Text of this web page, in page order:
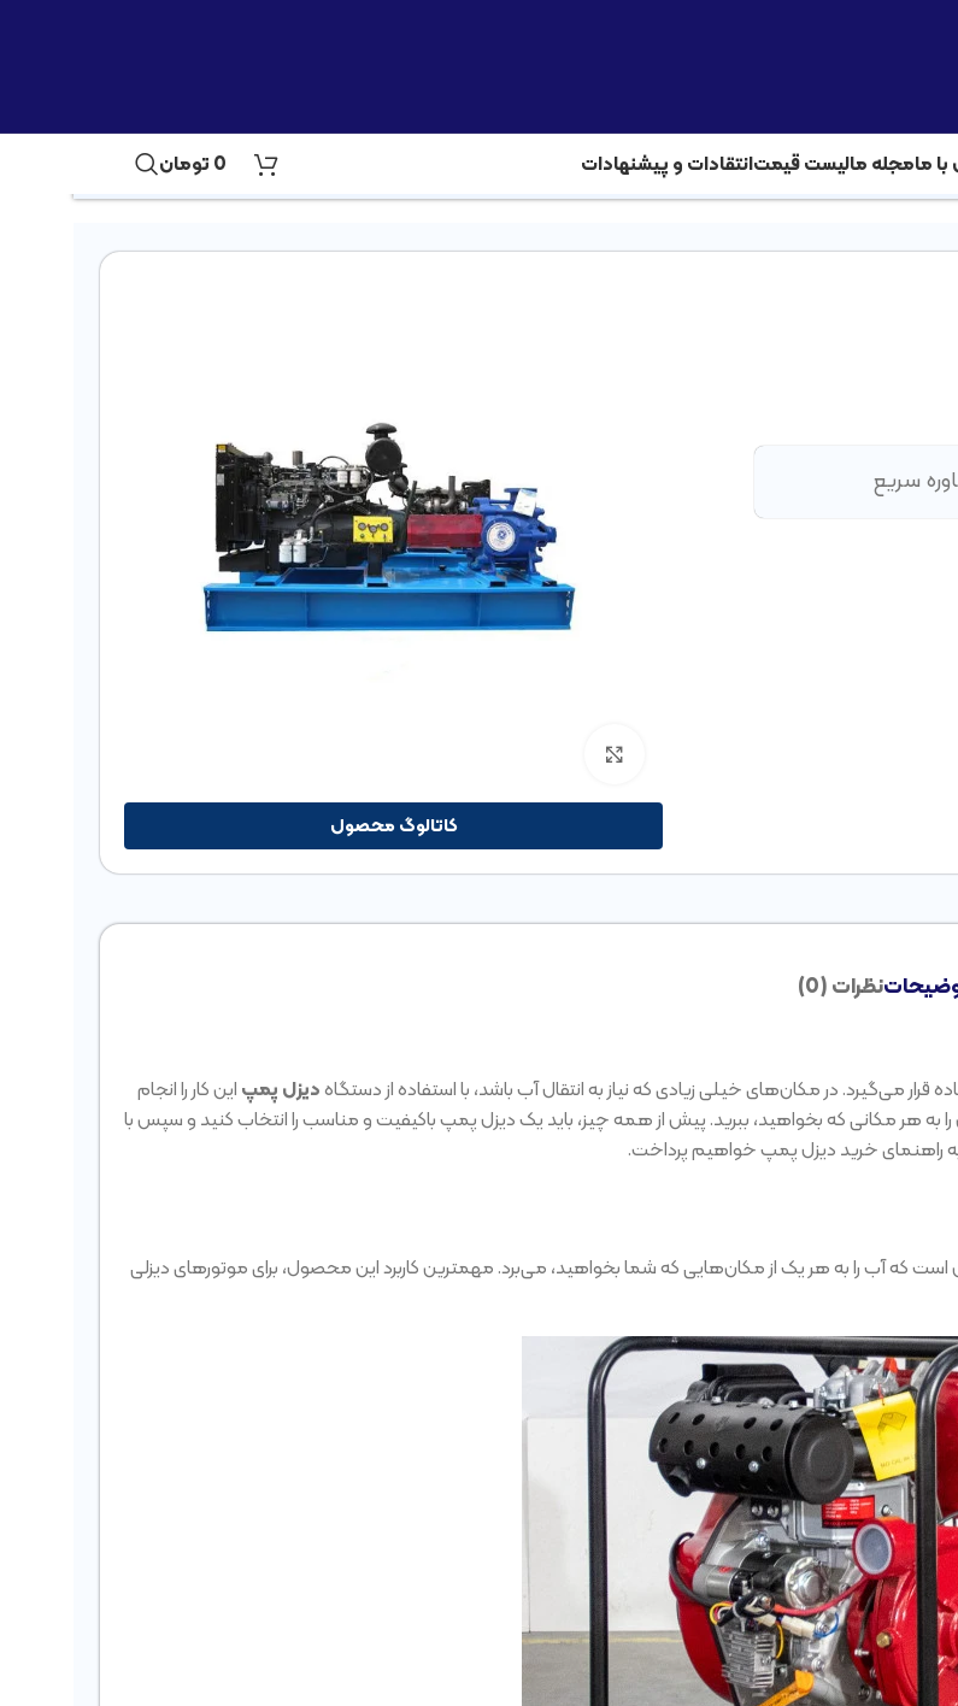
مامجله مالیست قیمتانتقادات و پیشنهادات 0تومان »قطعات دیزل ژنراتور»دیزل پمپ
سریع
کاتالوگ محصول
نظرات (0)
می‌گیرد. در مکان‌های خیلی زیادی که نیاز به انتقال آب باشد، با استفاده از دستگاهدیزل پمپاین کار را انجام
به هر مکانی که بخواهید، ببرید. پیش از همه چیز، باید یک دیزل پمپ باکیفیت و مناسب را انتخاب کنید و سپس با
به راهنمای خرید دیزل پمپ خواهیم پرداخت.
که آب را به هر یک از مکان‌هایی که شما بخواهید، می‌برد. مهمترین کاربرد این محصول، برای موتورهای دیزلی